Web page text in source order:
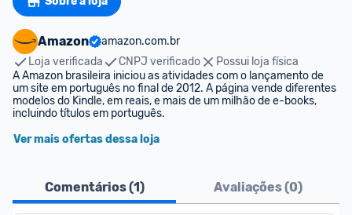
Amazon
amazon.com.br
Loja verificada
CNPJ verificado
Possui loja física
A Amazon brasileira iniciou as atividades com o lançamento de
um site em português no final de 2012. A página vende diferentes
modelos do Kindle, em reais, e mais de um milhão de e-books,
incluindo títulos em português.
Ver mais ofertas dessa loja
Comentários (1) Avaliações (0)